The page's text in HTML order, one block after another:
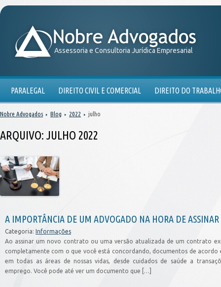
Nobre Advogados Blog 2022 julho
ARQUIVO:JULHO 2022
A IMPORTÂNCIA DE UM ADVOGADO NA HORA DE
Categoria: Informações
Ao assinar um novo contrato ou uma versão atualizada de um contrato
completamente com o que você está concordando, documentos de acordo
em todas as áreas de nossas vidas, desde cuidados de saúde a
emprego. Você pode até ver um documento que […]
Assessoria e Consultoria Jurídica Empresarial
PARALEGAL DIREITO CIVIL E COMERCIAL DIREITO DO